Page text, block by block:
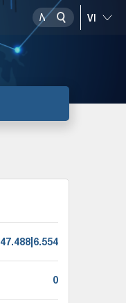
47.488|6.554
0